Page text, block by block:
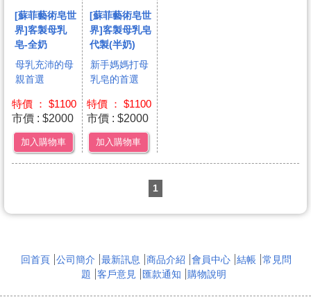
[蘇菲藝術皂世
界]客製母乳
皂-全奶
母乳充沛的母
親首選
特價 ： $1100
市價 : $2000
加入購物車
[蘇菲藝術皂世
界]客製母乳皂
代製(半奶)
新手媽媽打母
乳皂的首選
特價 ： $1100
市價 : $2000
加入購物車
1
回首頁 公司簡介 最新訊息 商品介紹 會員中心 結帳 常見問
題
客戶意見 匯款通知 購物說明